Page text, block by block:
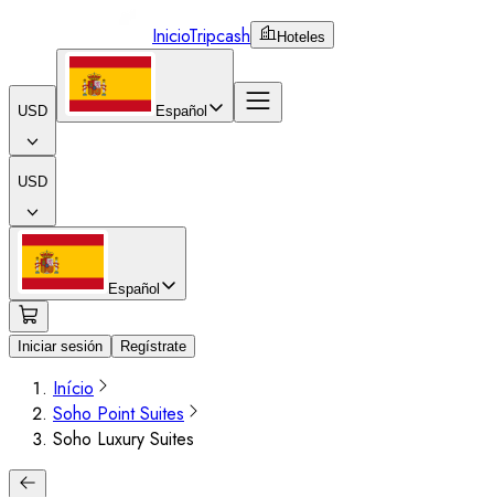
InicioTripcash Hoteles
USD Español
USD
Español
Iniciar sesión Regístrate
Início
Soho Point Suites
Soho Luxury Suites